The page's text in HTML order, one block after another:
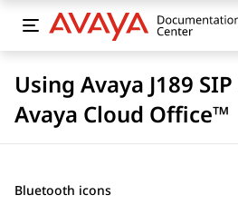
Using Avaya J189
Avaya Cloud Office™
Bluetooth icons